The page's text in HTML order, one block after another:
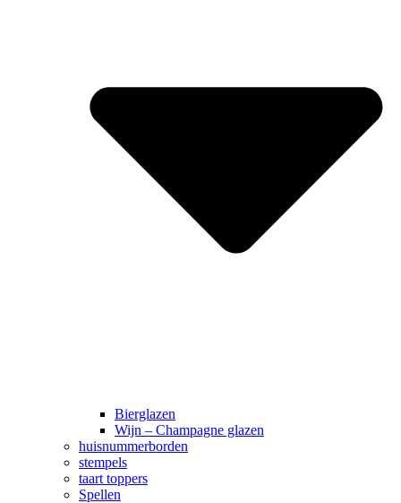
Bierglazen
Wijn – Champagne glazen
huisnummerborden
stempels
taart toppers
Spellen